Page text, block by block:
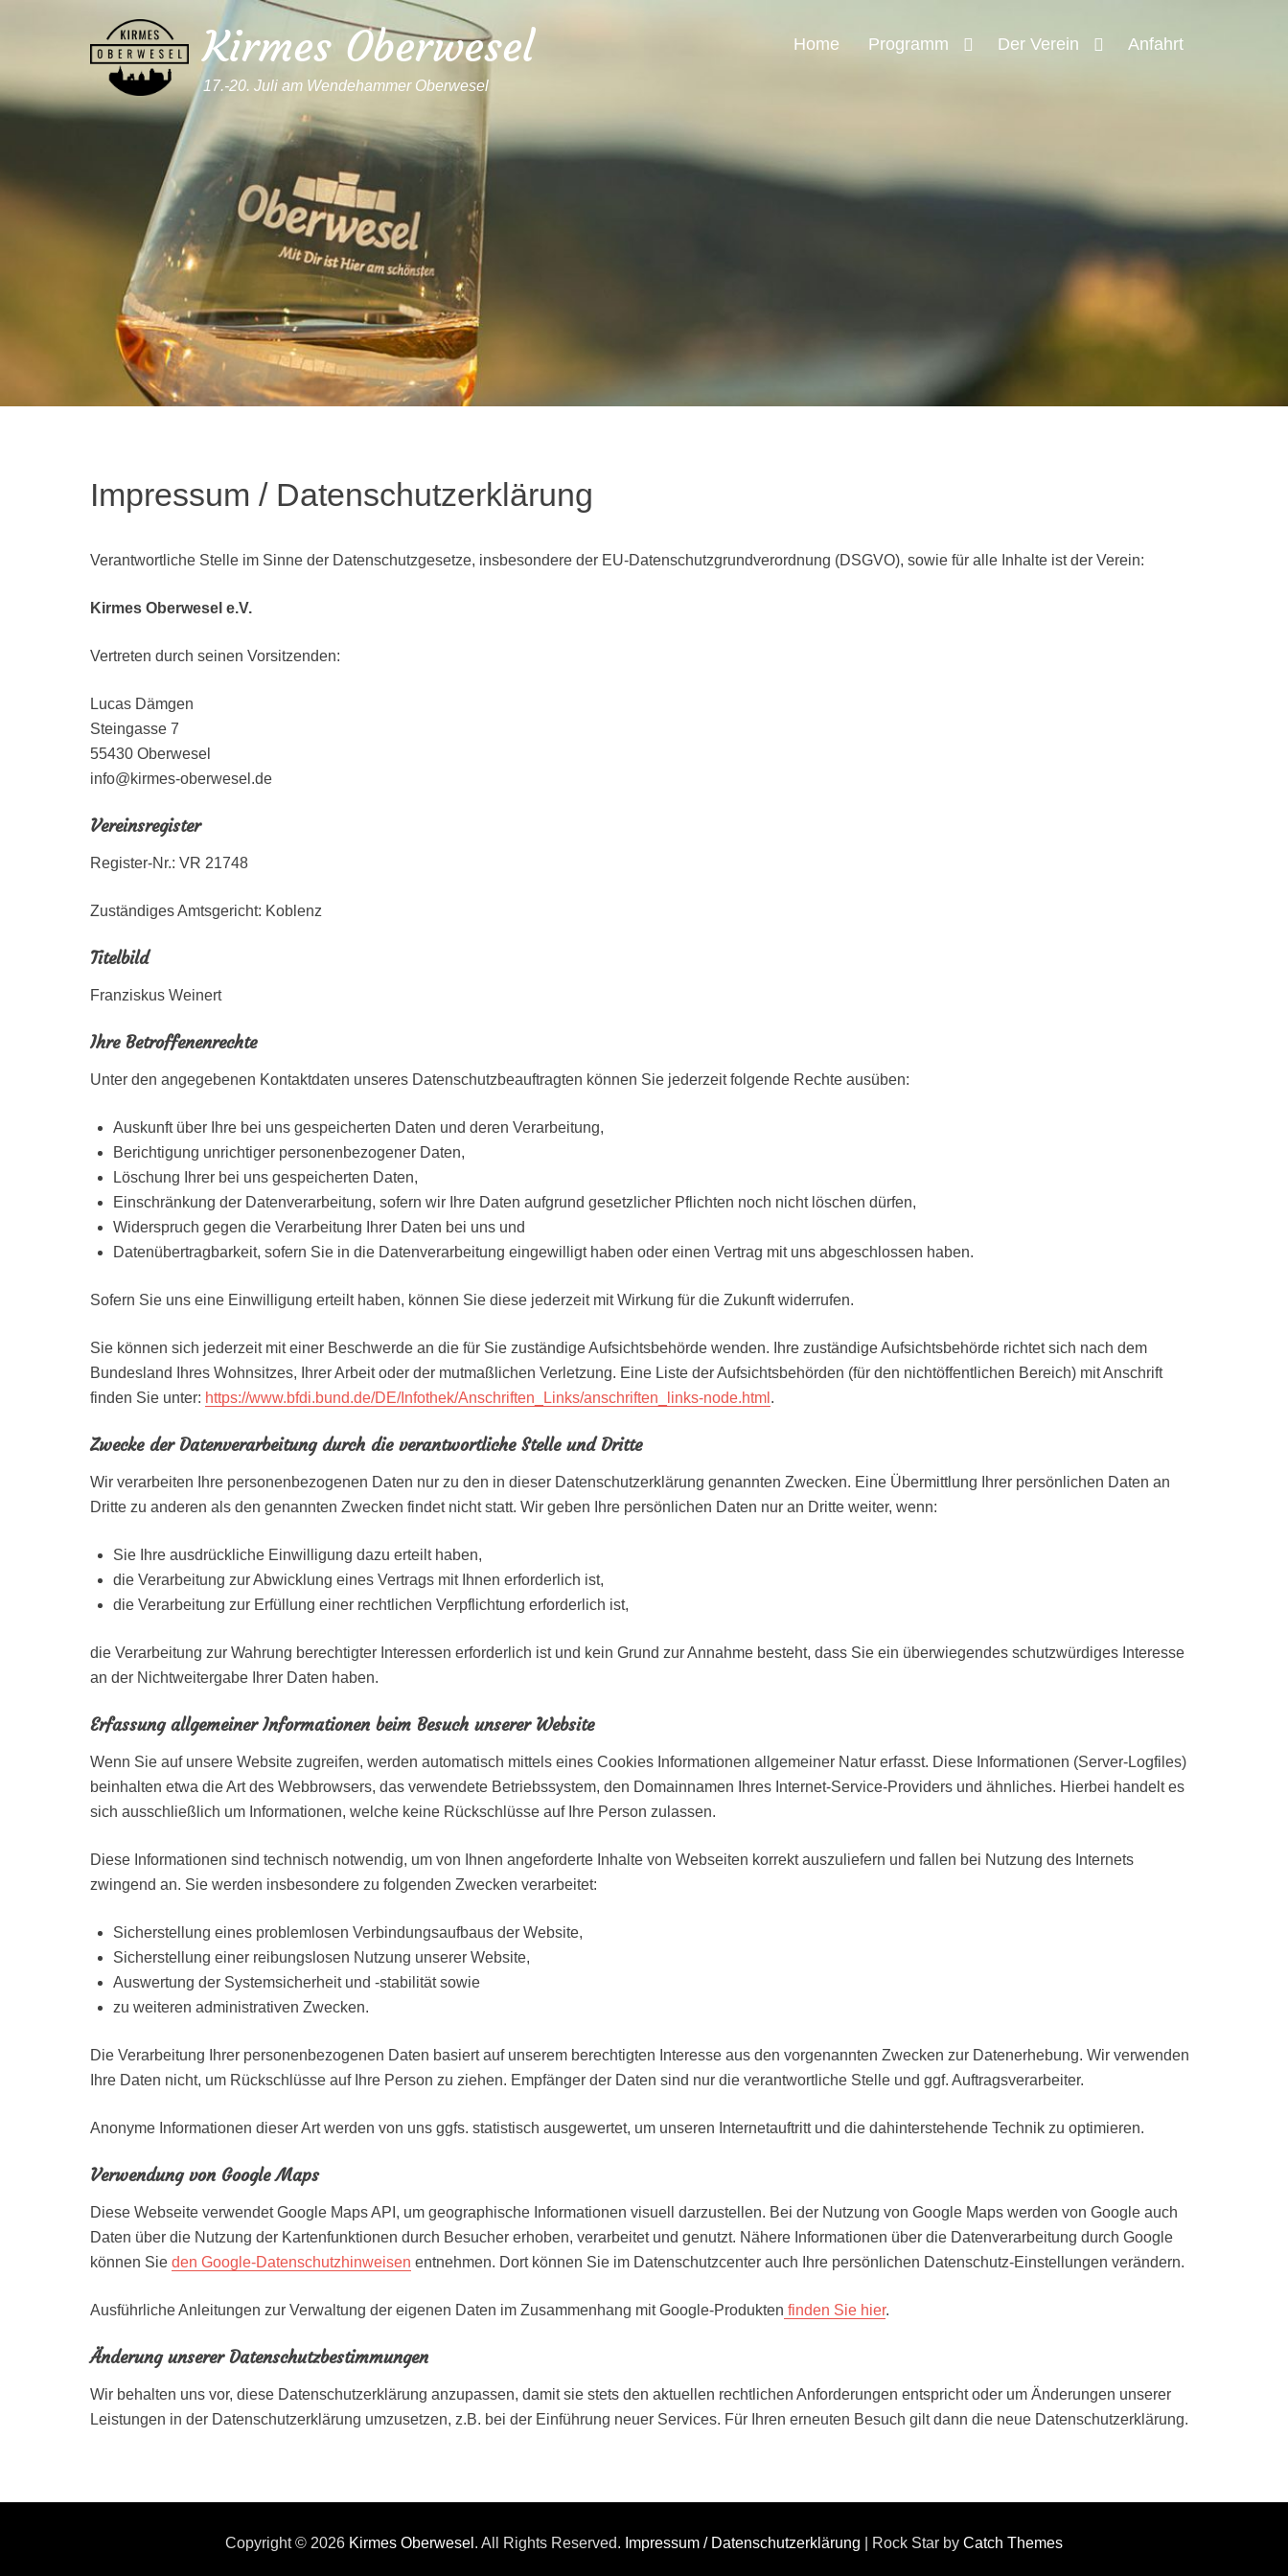
Kirmes Oberwesel
17.-20. Juli am Wendehammer Oberwesel
Home Programm Der Verein Anfahrt
Impressum / Datenschutzerklärung
Verantwortliche Stelle im Sinne der Datenschutzgesetze, insbesondere der EU-Datenschutzgrundverordnung (DSGVO), sowie für alle Inhalte ist der Verein:
Kirmes Oberwesel e.V.
Vertreten durch seinen Vorsitzenden:
Lucas Dämgen
Steingasse 7
55430 Oberwesel
info@kirmes-oberwesel.de
Vereinsregister
Register-Nr.: VR 21748
Zuständiges Amtsgericht: Koblenz
Titelbild
Franziskus Weinert
Ihre Betroffenenrechte
Unter den angegebenen Kontaktdaten unseres Datenschutzbeauftragten können Sie jederzeit folgende Rechte ausüben:
Auskunft über Ihre bei uns gespeicherten Daten und deren Verarbeitung,
Berichtigung unrichtiger personenbezogener Daten,
Löschung Ihrer bei uns gespeicherten Daten,
Einschränkung der Datenverarbeitung, sofern wir Ihre Daten aufgrund gesetzlicher Pflichten noch nicht löschen dürfen,
Widerspruch gegen die Verarbeitung Ihrer Daten bei uns und
Datenübertragbarkeit, sofern Sie in die Datenverarbeitung eingewilligt haben oder einen Vertrag mit uns abgeschlossen haben.
Sofern Sie uns eine Einwilligung erteilt haben, können Sie diese jederzeit mit Wirkung für die Zukunft widerrufen.
Sie können sich jederzeit mit einer Beschwerde an die für Sie zuständige Aufsichtsbehörde wenden. Ihre zuständige Aufsichtsbehörde richtet sich nach dem
Bundesland Ihres Wohnsitzes, Ihrer Arbeit oder der mutmaßlichen Verletzung. Eine Liste der Aufsichtsbehörden (für den nichtöffentlichen Bereich) mit Anschrift
finden Sie unter: https://www.bfdi.bund.de/DE/Infothek/Anschriften_Links/anschriften_links-node.html .
Zwecke der Datenverarbeitung durch die verantwortliche Stelle und Dritte
Wir verarbeiten Ihre personenbezogenen Daten nur zu den in dieser Datenschutzerklärung genannten Zwecken. Eine Übermittlung Ihrer persönlichen Daten an
Dritte zu anderen als den genannten Zwecken findet nicht statt. Wir geben Ihre persönlichen Daten nur an Dritte weiter, wenn:
Sie Ihre ausdrückliche Einwilligung dazu erteilt haben,
die Verarbeitung zur Abwicklung eines Vertrags mit Ihnen erforderlich ist,
die Verarbeitung zur Erfüllung einer rechtlichen Verpflichtung erforderlich ist,
die Verarbeitung zur Wahrung berechtigter Interessen erforderlich ist und kein Grund zur Annahme besteht, dass Sie ein überwiegendes schutzwürdiges Interesse
an der Nichtweitergabe Ihrer Daten haben.
Erfassung allgemeiner Informationen beim Besuch unserer Website
Wenn Sie auf unsere Website zugreifen, werden automatisch mittels eines Cookies Informationen allgemeiner Natur erfasst. Diese Informationen (Server-Logfiles)
beinhalten etwa die Art des Webbrowsers, das verwendete Betriebssystem, den Domainnamen Ihres Internet-Service-Providers und ähnliches. Hierbei handelt es
sich ausschließlich um Informationen, welche keine Rückschlüsse auf Ihre Person zulassen.
Diese Informationen sind technisch notwendig, um von Ihnen angeforderte Inhalte von Webseiten korrekt auszuliefern und fallen bei Nutzung des Internets
zwingend an. Sie werden insbesondere zu folgenden Zwecken verarbeitet:
Sicherstellung eines problemlosen Verbindungsaufbaus der Website,
Sicherstellung einer reibungslosen Nutzung unserer Website,
Auswertung der Systemsicherheit und -stabilität sowie
zu weiteren administrativen Zwecken.
Die Verarbeitung Ihrer personenbezogenen Daten basiert auf unserem berechtigten Interesse aus den vorgenannten Zwecken zur Datenerhebung. Wir verwenden
Ihre Daten nicht, um Rückschlüsse auf Ihre Person zu ziehen. Empfänger der Daten sind nur die verantwortliche Stelle und ggf. Auftragsverarbeiter.
Anonyme Informationen dieser Art werden von uns ggfs. statistisch ausgewertet, um unseren Internetauftritt und die dahinterstehende Technik zu optimieren.
Verwendung von Google Maps
Diese Webseite verwendet Google Maps API, um geographische Informationen visuell darzustellen. Bei der Nutzung von Google Maps werden von Google auch
Daten über die Nutzung der Kartenfunktionen durch Besucher erhoben, verarbeitet und genutzt. Nähere Informationen über die Datenverarbeitung durch Google
können Sieden Google-Datenschutzhinweisen entnehmen. Dort können Sie im Datenschutzcenter auch Ihre persönlichen Datenschutz-Einstellungen verändern.
Ausführliche Anleitungen zur Verwaltung der eigenen Daten im Zusammenhang mit Google-Produkten finden Sie hier.
Änderung unserer Datenschutzbestimmungen
Wir behalten uns vor, diese Datenschutzerklärung anzupassen, damit sie stets den aktuellen rechtlichen Anforderungen entspricht oder um Änderungen unserer
Leistungen in der Datenschutzerklärung umzusetzen, z.B. bei der Einführung neuer Services. Für Ihren erneuten Besuch gilt dann die neue Datenschutzerklärung.
Copyright © 2026 Kirmes Oberwesel . All Rights Reserved. Impressum / Datenschutzerklärung | Rock Star by Catch Themes